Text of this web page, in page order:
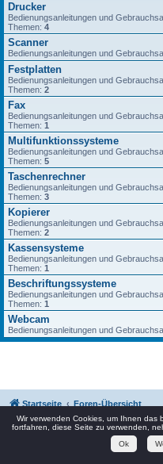
Drucker
Bedienungsanleitungen und
Themen: 4
Scanner
Bedienungsanleitungen und
Festplatten
Bedienungsanleitungen und
Themen: 2
Fax
Bedienungsanleitungen und
Themen: 1
Multifunktionssysteme
Bedienungsanleitungen und
Themen: 5
Taschenrechner
Bedienungsanleitungen und
Themen: 3
Kopierer
Bedienungsanleitungen und
Themen: 2
Kassensysteme
Bedienungsanleitungen und
Themen: 1
Beschriftungssysteme
Bedienungsanleitungen und
Themen: 1
Webcam
Bedienungsanleitungen und
Startseite Foren-Übersicht
Powered byphpBB
®
Deutsche
Wir verwenden Cookies, um Ihnen das
fortfahren, diese Seite zu verwenden,
Ok